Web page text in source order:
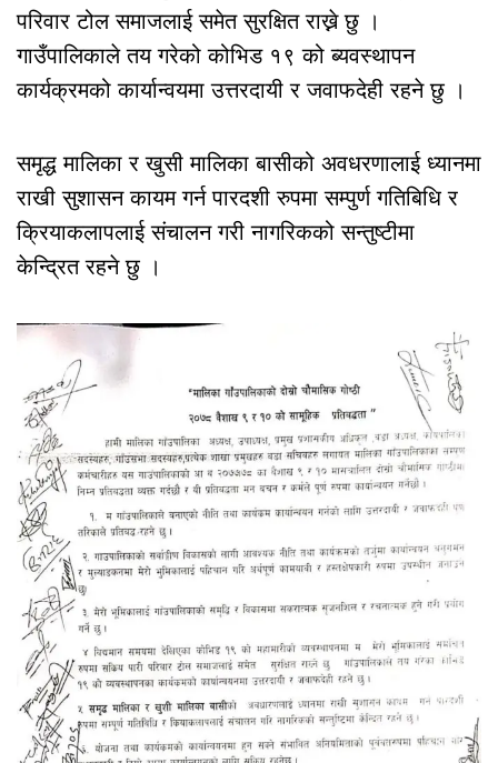
परिवार टोल समाजलाई समेत सुरक्षित राख्ने छु ।
गाउँपालिकाले तय गरेको कोभिड १९ को ब्यवस्थापन
कार्यक्रमको कार्यान्वयमा उत्तरदायी र जवाफदेही रहने छु ।
समृद्ध मालिका र खुसी मालिका बासीको अवधरणालाई ध्यानमा
राखी सुशासन कायम गर्न पारदशी रुपमा सम्पुर्ण गतिबिधि र
क्रियाकलापलाई संचालन गरी नागरिकको सन्तुष्टीमा
केन्द्रित रहने छु ।